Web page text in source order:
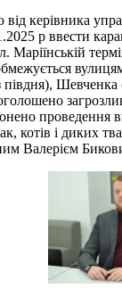
керівника
р ввести
Маріїнській
Шевченка
проведення
котів і диких
Валерієм